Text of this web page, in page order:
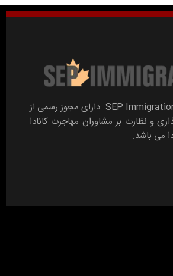
سازمان مهاجرتی SEP Immigration دارای مجوز رسمی از
و نظارت بر مشاوران مهاجرت کانادا
می باشد.